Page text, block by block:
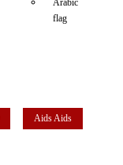
AidsAids